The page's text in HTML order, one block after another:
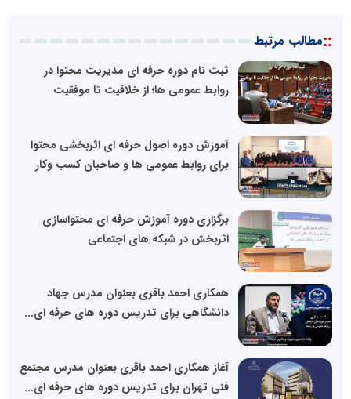
::مطالب مرتبط
ثبت نام دوره حرفه ای مدیریت محتوا در
روابط عمومی ها؛ از خلاقیت تا موفقیت
آموزش دوره اصول حرفه ای اثربخشی محتوا
برای روابط عمومی ها و صاحبان کسب وکار
برگزاری دوره آموزش حرفه ای محتواسازی
اثربخش در شبکه های اجتماعی
همکاری احمد باقری بعنوان مدرس جهاد
دانشگاهی برای تدریس دوره های حرفه ای...
آغاز همکاری احمد باقری بعنوان مدرس مجتمع
فنی تهران برای تدریس دوره های حرفه ای...